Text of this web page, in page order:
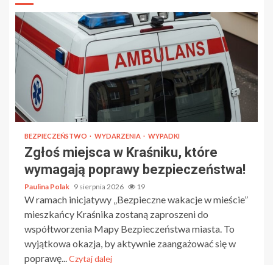
BEZPIECZEŃSTWO WYDARZENIA WYPADKI
Zgłoś miejsca w Kraśniku, które
wymagają poprawy bezpieczeństwa!
Paulina Polak 9 sierpnia 2026 19
W ramach inicjatywy „Bezpieczne wakacje w mieście”
mieszkańcy Kraśnika zostaną zaproszeni do
współtworzenia Mapy Bezpieczeństwa miasta. To
wyjątkowa okazja, by aktywnie zaangażować się w
poprawę...Czytaj dalej